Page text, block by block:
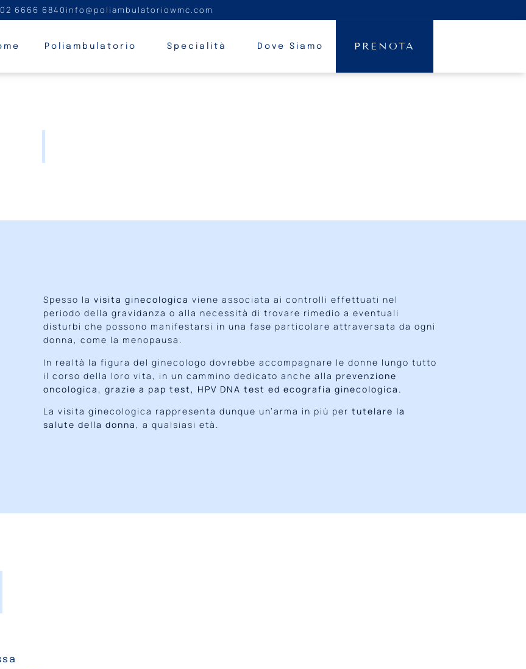
6666 6840 info@poliambulatoriowmc.com
Poliambulatorio Specialità Dove Siamo PRENOTA
Spesso la visita ginecologica viene associata ai controlli effettuati nel
periodo della gravidanza o alla necessità di trovare rimedio a eventuali
disturbi che possono manifestarsi in una fase particolare attraversata da ogni
donna, come la menopausa.
In realtà la figura del ginecologo dovrebbe accompagnare le donne lungo tutto
il corso della loro vita, in un cammino dedicato anche alla prevenzione
oncologica, grazie a pap test, HPV DNA test ed ecografia ginecologica.
La visita ginecologica rappresenta dunque un’arma in più per tutelare la
salute della donna, a qualsiasi età.